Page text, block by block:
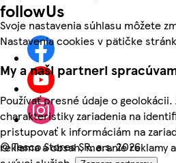
Svoje nastavenia súhlasu môžete
Nastavenia cookies v pätičke
My a naši partneri
Používať presné údaje o
charakteristiky zariadenia na
pristupovať k informáciám na
reklama a obsah, meranie reklamy
followUs
©Tesco Stores SR, a.s. 2026